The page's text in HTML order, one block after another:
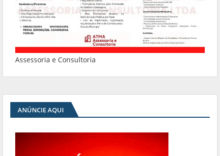
Assessoria e Consultoria
ANÚNCIE AQUI